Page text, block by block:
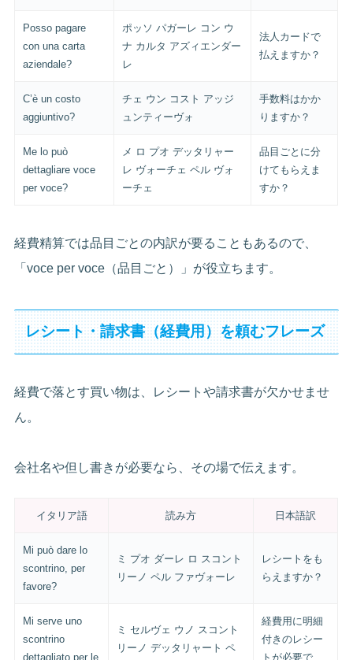
Posso pagare
con una carta
aziendale?
ポッソ パガーレ コン ウ
ナ カルタ アズィエンダー
レ
法人カードで
払えますか？
C’è un costo
aggiuntivo?
チェ ウン コスト アッジ
ュンティーヴォ
手数料はかか
りますか？
Me lo può
dettagliare voce
per voce?
メ ロ プオ デッタリャー
レ ヴォーチェ ペル ヴォ
ーチェ
品目ごとに分
けてもらえま
すか？
経費精算では品目ごとの内訳が要ることもあるので、
「voce per voce（品目ごと）」が役立ちます。
レシート・請求書（経費用）を頼むフレーズ
経費で落とす買い物は、レシートや請求書が欠かせませ
ん。
会社名や但し書きが必要なら、その場で伝えます。
イタリア語 読み方 日本語訳
Mi può dare lo
scontrino, per
favore?
ミ プオ ダーレ ロ スコント
リーノ ペル ファヴォーレ
レシートをも
らえますか？
Mi serve uno
scontrino
dettagliato per le
ミ セルヴェ ウノ スコント
リーノ デッタリャート ペ
経費用に明細
付きのレシー
トが必要で